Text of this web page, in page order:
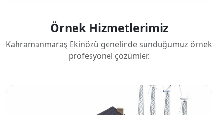
Örnek Hizmetlerimiz
Kahramanmaraş Ekinözü genelinde sunduğumuz örnek
profesyonel çözümler.